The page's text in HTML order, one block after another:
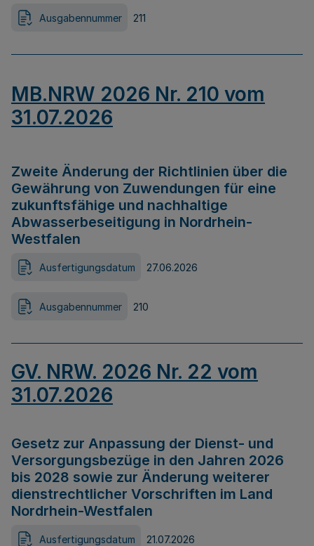
Ausgabennummer 211
MB.NRW 2026 Nr. 210 vom
31.07.2026
Zweite Änderung der Richtlinien über die
Gewährung von Zuwendungen für eine
zukunftsfähige und nachhaltige
Abwasserbeseitigung in Nordrhein-
Westfalen
Ausfertigungsdatum 27.06.2026
Ausgabennummer 210
GV. NRW. 2026 Nr. 22 vom
31.07.2026
Gesetz zur Anpassung der Dienst- und
Versorgungsbezüge in den Jahren 2026
bis 2028 sowie zur Änderung weiterer
dienstrechtlicher Vorschriften im Land
Nordrhein-Westfalen
Ausfertigungsdatum 21.07.2026